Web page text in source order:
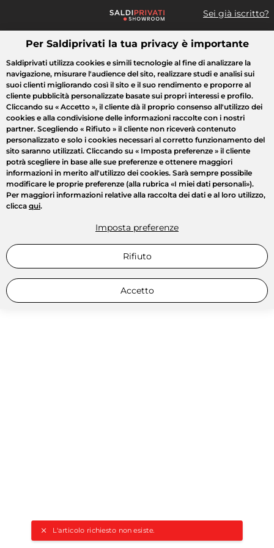
Sei già iscritto?
Cosa cerchi?
L'articolo richiesto non esiste.
Tutte le vendite Moda Casa Bellezza Elettrodomestici
Per Saldiprivati la tua privacy è importante
Saldiprivati utilizza cookies e simili tecnologie al fine di analizzare la
navigazione, misurare l'audience del sito, realizzare studi e analisi sui
suoi clienti migliorando così il sito e il suo rendimento e proporre al
cliente pubblicità personalizzate basate sui propri interessi e profilo.
Cliccando su « Accetto », il cliente dà il proprio consenso all'utilizzo dei
cookies e alla condivisione delle informazioni raccolte con i nostri
partner. Scegliendo « Rifiuto » il cliente non riceverà contenuto
personalizzato e solo i cookies necessari al corretto funzionamento del
sito saranno utilizzati. Cliccando su « Imposta preferenze » il cliente
potrà scegliere in base alle sue preferenze e ottenere maggiori
informazioni in merito all'utilizzo dei cookies. Sarà sempre possibile
modificare le proprie preferenze (alla rubrica «I miei dati personali»).
Per maggiori informazioni relative alla raccolta dei dati e al loro utilizzo,
clicca qui.
Imposta preferenze
Rifiuto
Accetto